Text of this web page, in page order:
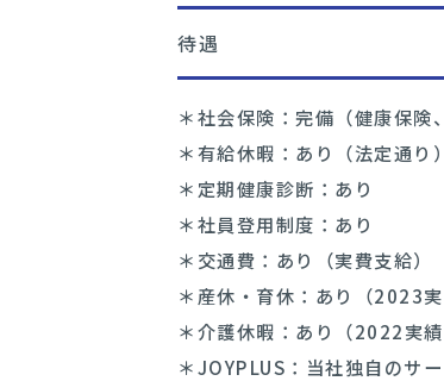
待遇
＊社会保険：完備（健康保険
＊有給休暇：あり（法定通り
＊定期健康診断：あり
＊社員登用制度：あり
＊交通費：あり（実費支給）
＊産休・育休：あり（2023
＊介護休暇：あり（2022実
＊JOYPLUS：当社独自のサ